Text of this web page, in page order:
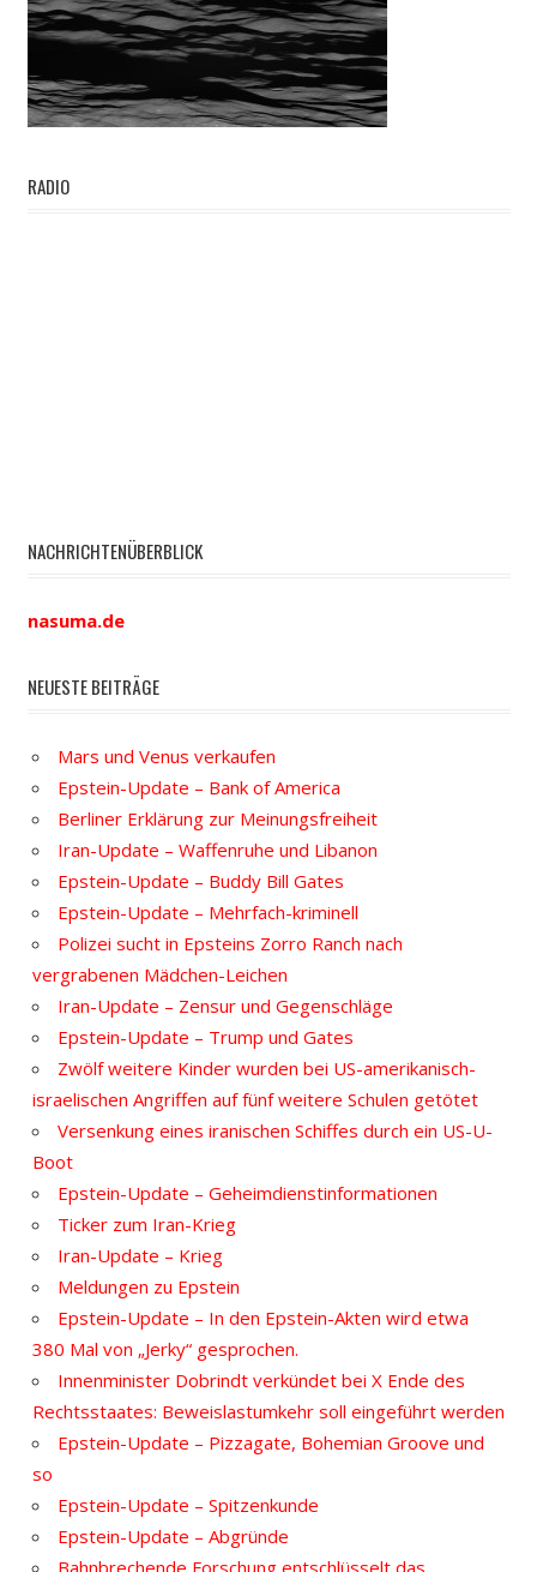
RADIO
NACHRICHTENÜBERBLICK
nasuma.de
NEUESTE BEITRÄGE
Mars und Venus verkaufen
Epstein-Update – Bank of America
Berliner Erklärung zur Meinungsfreiheit
Iran-Update – Waffenruhe und Libanon
Epstein-Update – Buddy Bill Gates
Epstein-Update – Mehrfach-kriminell
Polizei sucht in Epsteins Zorro Ranch nach
vergrabenen Mädchen-Leichen
Iran-Update – Zensur und Gegenschläge
Epstein-Update – Trump und Gates
Zwölf weitere Kinder wurden bei US-amerikanisch-
israelischen Angriffen auf fünf weitere Schulen getötet
Versenkung eines iranischen Schiffes durch ein US-U-
Boot
Epstein-Update – Geheimdienstinformationen
Ticker zum Iran-Krieg
Iran-Update – Krieg
Meldungen zu Epstein
Epstein-Update – In den Epstein-Akten wird etwa
380 Mal von „Jerky“ gesprochen.
Innenminister Dobrindt verkündet bei X Ende des
Rechtsstaates: Beweislastumkehr soll eingeführt werden
Epstein-Update – Pizzagate, Bohemian Groove und
so
Epstein-Update – Spitzenkunde
Epstein-Update – Abgründe